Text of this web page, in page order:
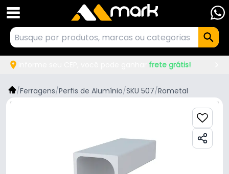
frete grátis!
/Ferragens/Perfis de Alumínio/SKU 507/Rometal